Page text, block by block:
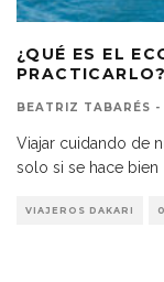
¿QUÉ ES EL
PRACTICARLO?
BEATRIZ TABARÉS -
Viajar cuidando de
solo si se hace bien
VIAJEROS DAKARI